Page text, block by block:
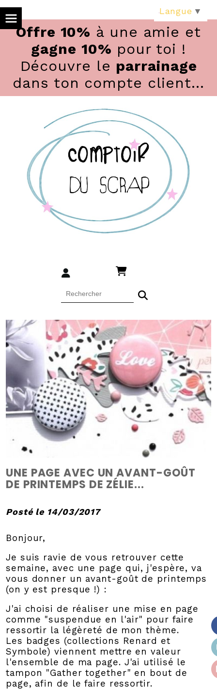
Offre 10% à une amie et
gagne 10% pour toi !
Découvre le parrainage
dans ton compte client...
UNE PAGE AVEC UN AVANT-GOÛT
DE PRINTEMPS DE ZÉLIE...
Posté le 14/03/2017
Bonjour,
Je suis ravie de vous retrouver cette
semaine, avec une page qui, j'espère, va
vous donner un avant-goût de printemps
(on y est presque !) :
J'ai choisi de réaliser une mise en page
comme "suspendue en l'air" pour faire
ressortir la légèreté de mon thème.
Les badges (collections Renard et
Symbole) viennent mettre en valeur
l'ensemble de ma page. J'ai utilisé le
tampon "Gather together" en bout de
page, afin de le faire ressortir.
Langue ▼